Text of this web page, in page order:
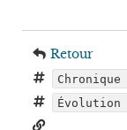
Retour
Évolution